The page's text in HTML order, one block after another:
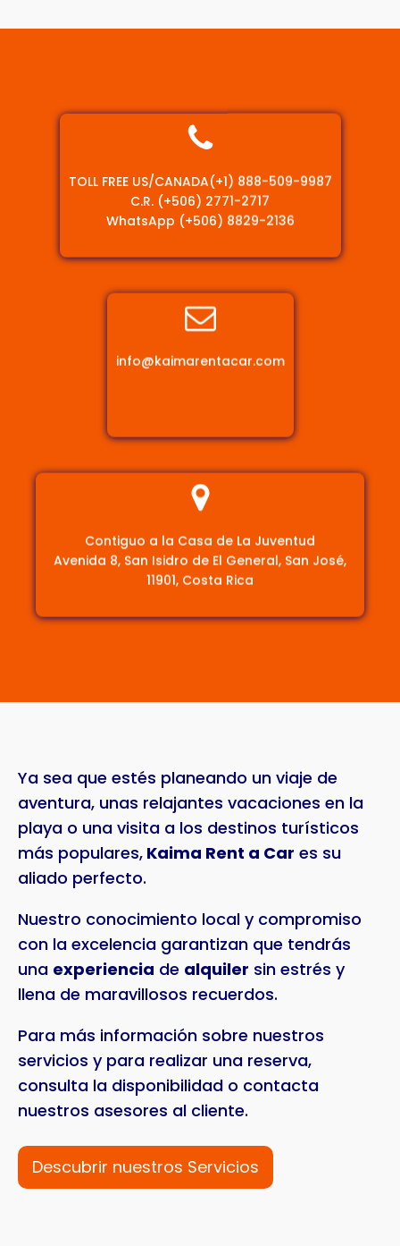
TOLL FREE US/CANADA (+1) 888-509-9987
C.R. (+506) 2771-2717
WhatsApp (+506) 8829-2136
info@kaimarentacar.com
Contiguo a la Casa de La Juventud
Avenida 8, San Isidro de El General, San José,
11901, Costa Rica
Ya sea que estés planeando un viaje de
aventura, unas relajantes vacaciones en la
playa o una visita a los destinos turísticos
más populares, Kaima Rent a Car es su
aliado perfecto.
Nuestro conocimiento local y compromiso
con la excelencia garantizan que tendrás
una experiencia de alquiler sin estrés y
llena de maravillosos recuerdos.
Para más información sobre nuestros
servicios y para realizar una reserva,
consulta la disponibilidad o contacta
nuestros asesores al cliente.
Descubrir nuestros Servicios